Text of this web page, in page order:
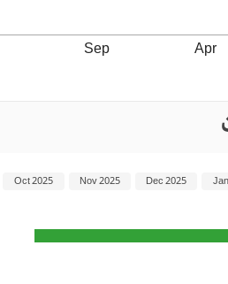
Sep Apr
Dec 2025
Nov 2025
Oct 2025